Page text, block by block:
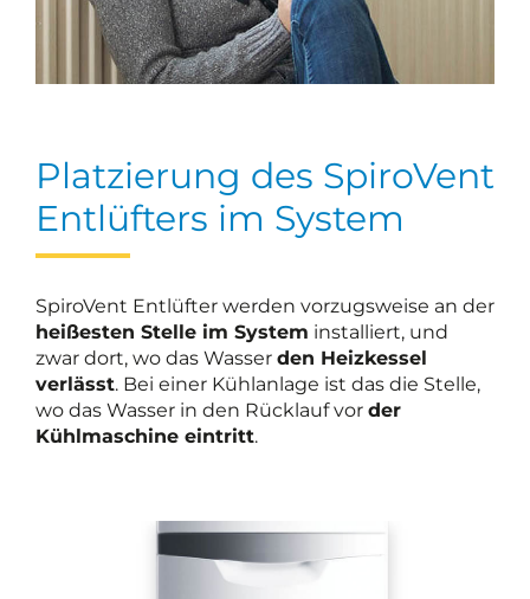
Platzierung des SpiroVent
Entlüfters im System
SpiroVent Entlüfter werden vorzugsweise an der
heißesten Stelle im System installiert, und
zwar dort, wo das Wasser den Heizkessel
verlässt. Bei einer Kühlanlage ist das die Stelle,
wo das Wasser in den Rücklauf vor der
Kühlmaschine eintritt.